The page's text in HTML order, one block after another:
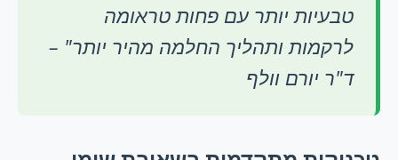
טבעיות יותר עם פחות טראומה
לרקמות ותהליך החלמה מהיר יותר" –
ד"ר יורם וולף